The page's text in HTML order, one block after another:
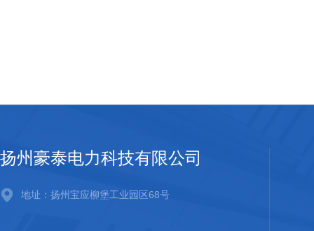
扬州豪泰电力科技有限公司
地址：扬州宝应柳堡工业园区68号